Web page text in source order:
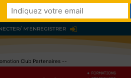
M'ENREGISTRER
Club Partenaires --